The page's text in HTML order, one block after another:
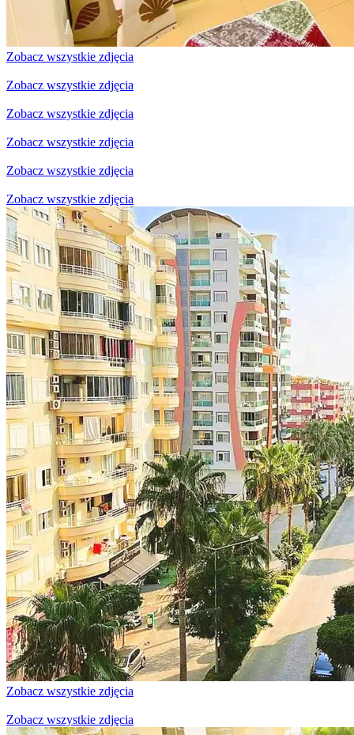
Zobacz wszystkie zdjęcia
Zobacz wszystkie zdjęcia
Zobacz wszystkie zdjęcia
Zobacz wszystkie zdjęcia
Zobacz wszystkie zdjęcia
Zobacz wszystkie zdjęcia
Zobacz wszystkie zdjęcia
Zobacz wszystkie zdjęcia